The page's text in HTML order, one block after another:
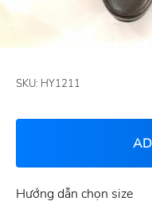
SKU: HY1211
Hướng dẫn chọn size